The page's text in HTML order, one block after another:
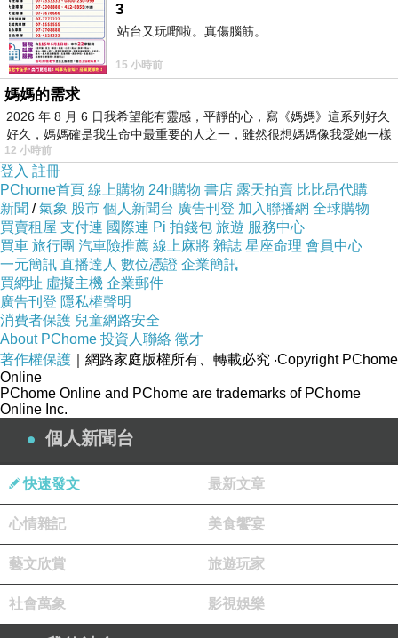
酸甘油酯的在身體中的含量。
將毛豆洗淨後，用水蒸，水滾後蓋上鍋蓋徵約7
分鐘熄火。
3
站台又玩嘢啦。真傷腦筋。
15 小時前
媽媽的需求
2026 年 8 月 6 日我希望能有靈感，平靜的心，寫《媽媽》這系列好久
好久，媽媽確是我生命中最重要的人之一，雖然很想媽媽像我愛她一樣
12 小時前
登入 註冊
PChome首頁 線上購物 24h購物 書店 露天拍賣 比比昂代購
新聞 /氣象 股市 個人新聞台 廣告刊登 加入聯播網 全球購物
買賣租屋 支付連 國際連 Pi 拍錢包 旅遊 服務中心
買車 旅行團 汽車險推薦 線上麻將 雜誌 星座命理 會員中心
一元簡訊 直播達人 數位憑證 企業簡訊
買網址 虛擬主機 企業郵件
廣告刊登 隱私權聲明
消費者保護 兒童網路安全
About PChome 投資人聯絡 徵才
著作權保護 ｜網路家庭版權所有、轉載必究 ‧Copyright PChome
Online
PChome Online and PChome are trademarks of PChome
Online Inc.
個人新聞台
快速發文 最新文章
心情雜記 美食饗宴
藝文欣賞 旅遊玩家
社會萬象 影視娛樂